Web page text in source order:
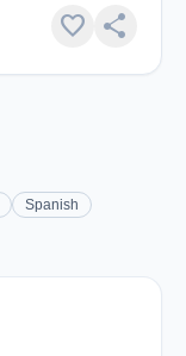
favorite share
Spanish